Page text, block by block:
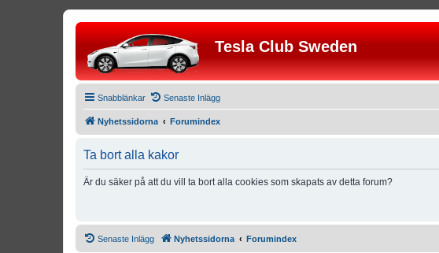
Tesla Club Sweden
Snabblänkar Senaste Inlägg
Nyhetssidorna Forumindex
Ta bort alla kakor
Är du säker på att du vill ta bort alla cookies som skapats av detta forum?
Senaste Inlägg Nyhetssidorna Forumindex